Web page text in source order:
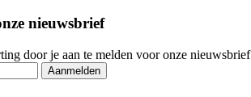
nieuwsbrief
door je aan te melden voor onze nieuwsbrief
Aanmelden